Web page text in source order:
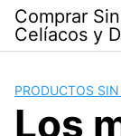
Skip
content
Comprar
Celíacos y
PRODUCTOS
Los